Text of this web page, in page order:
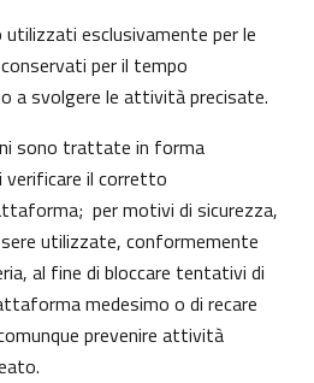
esclusivamente per le
per il tempo
a svolgere le attività precisate.
sono trattate in forma
il corretto
per motivi di sicurezza,
utilizzate, conformemente
al fine di bloccare tentativi di
medesimo o di recare
prevenire attività